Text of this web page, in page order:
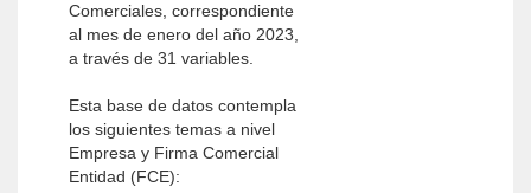
Comerciales, correspondiente
al mes de enero del año 2023,
a través de 31 variables.
Esta base de datos contempla
los siguientes temas a nivel
Empresa y Firma Comercial
Entidad (FCE):